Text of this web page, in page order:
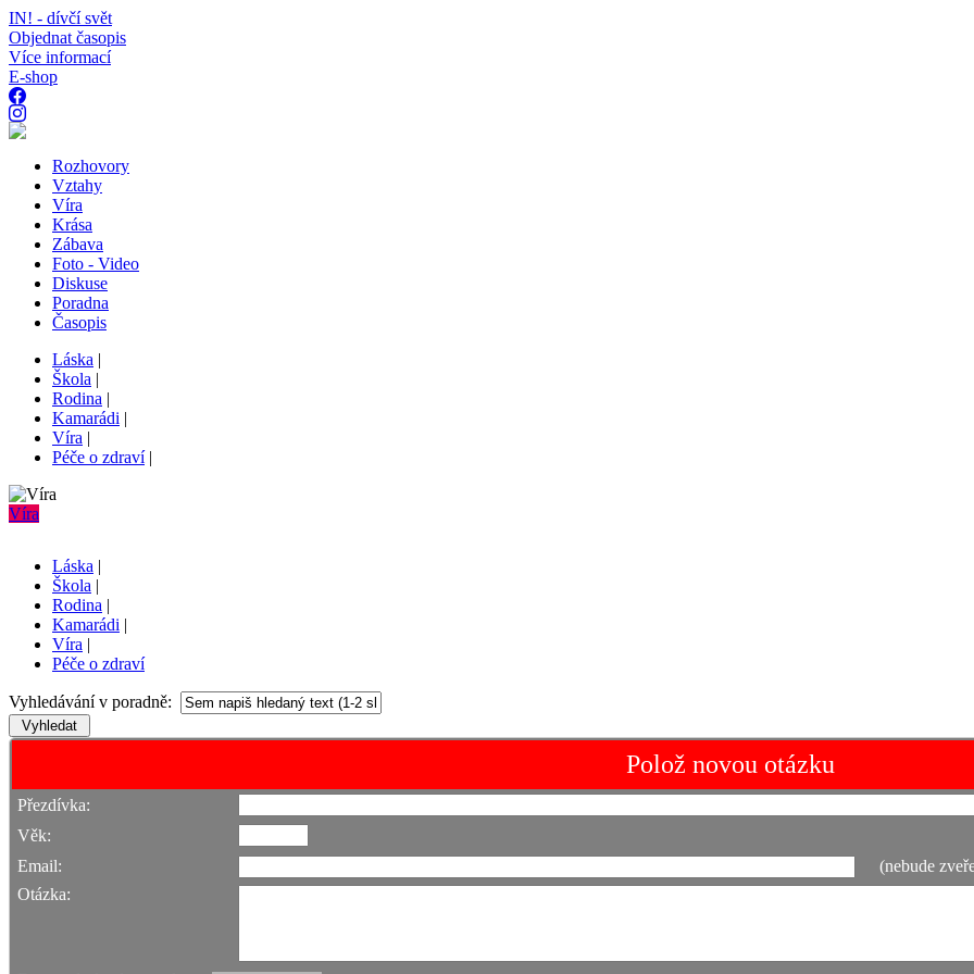
IN! - dívčí svět
Objednat časopis
Více informací
E-shop
Rozhovory
Vztahy
Víra
Krása
Zábava
Foto - Video
Diskuse
Poradna
Časopis
Láska |
Škola |
Rodina |
Kamarádi |
Víra |
Péče o zdraví|
Víra
Láska |
Škola |
Rodina |
Kamarádi |
Víra |
Péče o zdraví
Vyhledávání v poradně:
Polož novou otázku
Přezdívka:
Věk:
Email:
(nebude
Otázka: